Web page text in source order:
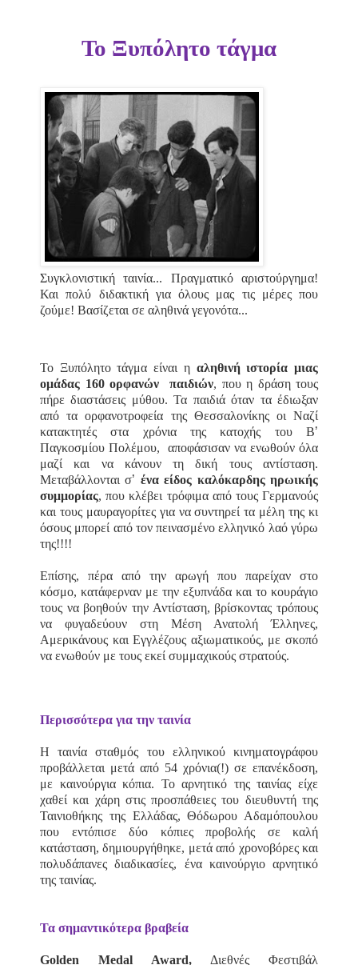
Το Ξυπόλητο τάγμα
Συγκλονιστική ταινία... Πραγματικό αριστούργημα!
Και πολύ διδακτική για όλους μας τις μέρες που
ζούμε! Βασίζεται σε αληθινά γεγονότα...
Το Ξυπόλητο τάγμα είναι η αληθινή ιστορία μιας
ομάδας 160 ορφανών
παιδιών, που η δράση τους
πήρε διαστάσεις μύθου. Τα παιδιά όταν τα έδιωξαν
από τα ορφανοτροφεία της Θεσσαλονίκης οι Ναζί
κατακτητές στα χρόνια της κατοχής του Bʼ
Παγκοσμίου Πολέμου,
αποφάσισαν να ενωθούν όλα
μαζί και να κάνουν τη δική τους αντίσταση.
Μεταβάλλονται σʼ ένα είδος καλόκαρδης ηρωικής
συμμορίας,που κλέβει τρόφιμα από τους Γερμανούς
και τους μαυραγορίτες για να συντηρεί τα μέλη της κι
όσους μπορεί από τον πεινασμένο ελληνικό λαό γύρω
της!!!!
Eπίσης, πέρα από την αρωγή που παρείχαν
στο
κόσμο, κατάφερναν με την εξυπνάδα και το κουράγιο
τους να βοηθούν την Αντίσταση, βρίσκοντας τρόπους
να φυγαδεύουν στη Μέση Ανατολή Έλληνες,
Αμερικάνους και Εγγλέζους αξιωματικούς, με σκοπό
να ενωθούν με τους εκεί συμμαχικούς στρατούς.
Περισσότερα για την ταινία
Η ταινία σταθμός του ελληνικού κινηματογράφου
προβάλλεται μετά από 54 χρόνια(!) σε επανέκδοση,
με καινούργια κόπια. Το αρνητικό της ταινίας είχε
χαθεί και χάρη στις προσπάθειες του διευθυντή της
Ταινιοθήκης της Ελλάδας, Θόδωρου Αδαμόπουλου
που εντόπισε δύο κόπιες προβολής σε καλή
κατάσταση, δημιουργήθηκε, μετά από χρονοβόρες και
πολυδάπανες διαδικασίες, ένα καινούργιο αρνητικό
της ταινίας.
Τα σημαντικότερα βραβεία
Golden Medal Award,Διεθνές Φεστιβάλ